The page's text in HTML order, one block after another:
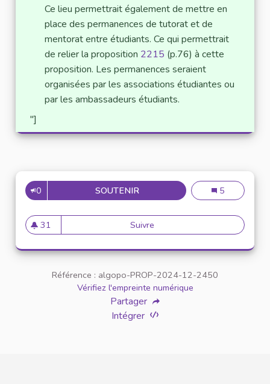
Ce lieu permettrait également de mettre en
place des permanences de tutorat et de
mentorat entre étudiants. Ce qui permettrait
de relier la proposition 2215 (p.76) à cette
proposition. Les permanences seraient
organisées par les associations étudiantes ou
par les ambassadeurs étudiants.
"]
0 SOUTENIRCRÉER UNE "MAISON DES
Créer une
5
31
31 abonnés
Suivre Créer une "Maison des
Référence : algopo-PROP-2024-12-2450
Vérifiez l'empreinte numérique
Partager
Intégrer